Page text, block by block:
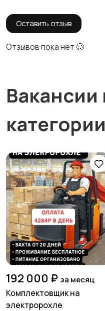
Оставить отзыв
Отзывов пока нет 🥴
Вакансии
категории
192 000 ₽ за месяц
Комплектовщик на
электророхле